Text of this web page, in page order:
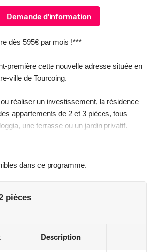
Demande d'information
dès 595€ par mois !***
première cette nouvelle adresse située en
ville de Tourcoing.
réaliser un investissement, la résidence
appartements de 2 et 3 pièces, tous
une terrasse ou un jardin privatif.
la résidence, le métro à seulement 150
à quelques pas. La Grand-Place
500m, offrant un cadre de vie dynamique
quotidien, la résidence bénéficie de
dans ce programme.
pièces
Description